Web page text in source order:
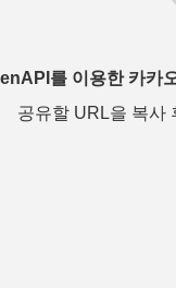
를 이용한 카카
공유할 URL을 복사